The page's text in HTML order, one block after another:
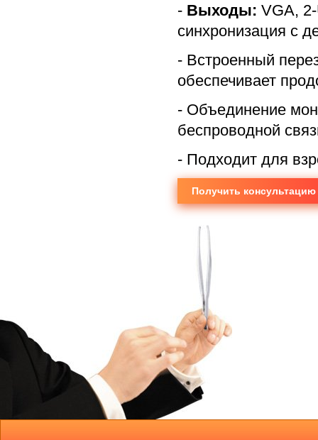
- Выходы: VGA,
синхронизация с
- Встроенный
обеспечивает
- Объединение
беспроводной
- Подходит для
Получить консультацию